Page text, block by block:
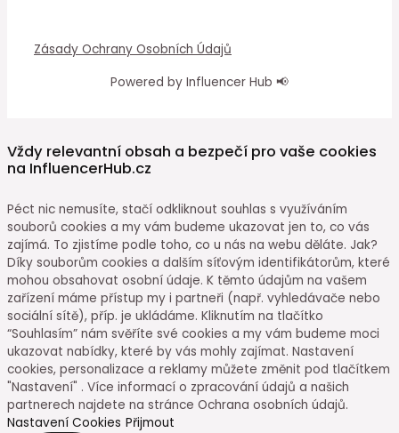
Zásady Ochrany Osobních Údajů
Powered by Influencer Hub 📢
Vždy relevantní obsah a bezpečí pro vaše cookies
na InfluencerHub.cz
Péct nic nemusíte, stačí odkliknout souhlas s využíváním
souborů cookies a my vám budeme ukazovat jen to, co vás
zajímá. To zjistíme podle toho, co u nás na webu děláte. Jak?
Díky souborům cookies a dalším síťovým identifikátorům, které
mohou obsahovat osobní údaje. K těmto údajům na vašem
zařízení máme přístup my i partneři (např. vyhledávače nebo
sociální sítě), příp. je ukládáme. Kliknutím na tlačítko
“Souhlasím” nám svěříte své cookies a my vám budeme moci
ukazovat nabídky, které by vás mohly zajímat. Nastavení
cookies, personalizace a reklamy můžete změnit pod tlačítkem
"Nastavení" . Více informací o zpracování údajů a našich
partnerech najdete na stránce Ochrana osobních údajů.
Nastavení Cookies Přijmout